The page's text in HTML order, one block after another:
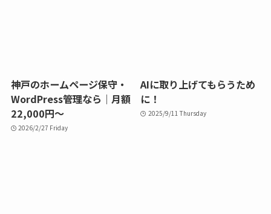
神戸のホームページ保守・
WordPress管理なら｜月額
22,000円〜
2026/2/27 Friday
AIに取り上げてもらうため
に！
2025/9/11 Thursday